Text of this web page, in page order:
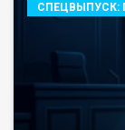
СПЕЦВЫПУСК: